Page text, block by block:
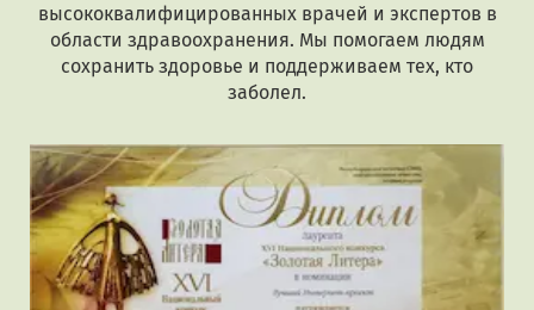
высококвалифицированных врачей и экспертов в
области здравоохранения. Мы помогаем людям
сохранить здоровье и поддерживаем тех, кто
заболел.